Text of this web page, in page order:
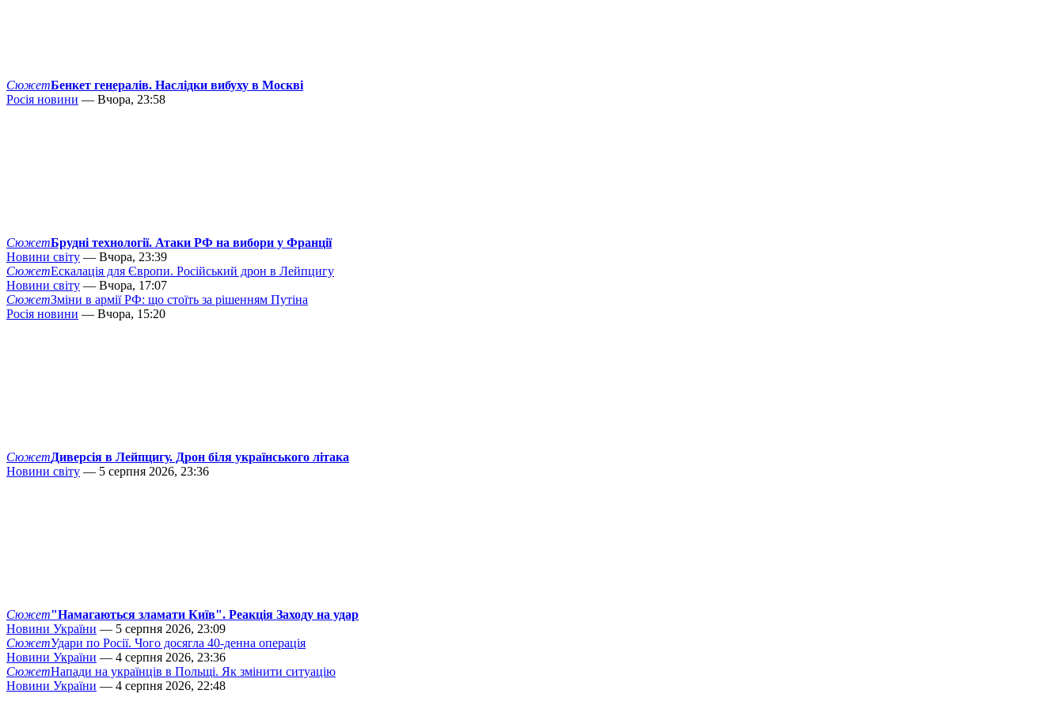
СюжетБенкет генералів. Наслідки вибуху в Москві
Росія новини — Вчора, 23:58
СюжетБрудні технології. Атаки РФ на вибори у Франції
Новини світу — Вчора, 23:39
СюжетЕскалація для Європи. Російський дрон в Лейпцигу
Новини світу — Вчора, 17:07
СюжетЗміни в армії РФ: що стоїть за рішенням Путіна
Росія новини — Вчора, 15:20
СюжетДиверсія в Лейпцигу. Дрон біля українського літака
Новини світу — 5 серпня 2026, 23:36
Сюжет"Намагаються зламати Київ". Реакція Заходу на удар
Новини України — 5 серпня 2026, 23:09
СюжетУдари по Росії. Чого досягла 40-денна операція
Новини України — 4 серпня 2026, 23:36
СюжетНапади на українців в Польщі. Як змінити ситуацію
Новини України — 4 серпня 2026, 22:48